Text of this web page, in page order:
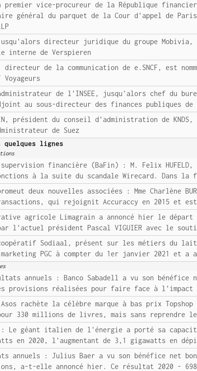
premier vice-procureur de la République
général du parquet de la Cour d'appel de
jusqu'alors directeur juridique du groupe
interne de Verspieren
directeur de la communication de e.SNCF, est
Voyageurs
administrateur de l'INSEE, jusqu'alors chef du
au sous-directeur des finances publiques
président du conseil d'administration de
de Suez
lignes
financière (BaFin) : M. Felix
à la suite du scandale Wirecard. Dans la
deux nouvelles associées : Mme Charlène
qui rejoignit Accuraccy en 2015 et est
agricole Limagrain a annoncé hier le départ
par l'actuel président Pascal VIGUIER avec le
Sodiaal, présent sur les métiers du
PGC à compter du 1er janvier 2021 et a
annuels : Banco Sabadell a vu son bénéfice
provisions réalisées pour faire face à l'impact
rachète la célèbre marque à bas prix
330 millions de livres, mais sans reprendre
Le géant italien de l'énergie a porté sa
en 2020, l'augmentant de 3,1 gigawatts en
annuels : Julius Baer a vu son bénéfice net
a-t-elle annoncé hier. Ce résultat 2020 -